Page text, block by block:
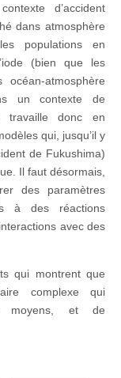
d’accident
dans atmosphère
populations en
(bien que les
atmosphère
un contexte de
travaille donc en
qui, jusqu’il y
de Fukushima)
Il faut désormais,
des paramètres
à des réactions
avec des
qui montrent que
complexe qui
moyens, et de